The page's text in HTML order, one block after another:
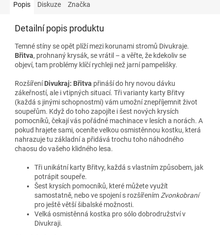
Popis Diskuze Značka
Detailní popis produktu
Temné stíny se opět plíží mezi korunami stromů Divukraje.
Břitva, prohnaný krysák, se vrátil – a věřte, že kdekoliv se
objeví, tam problémy klíčí rychleji než jarní pampelišky.
RozšířeníDivukraj: Břitva přináší do hry novou dávku
zákeřností, ale i vtipných situací. Tři varianty karty Břitvy
(každá s jinými schopnostmi) vám umožní znepříjemnit život
soupeřům. Když do toho zapojíte i šest nových krysích
pomocníků, čekají vás pořádné machinace v lesích a norách. A
pokud hrajete sami, oceníte velkou osmistěnnou kostku, která
nahrazuje tu základní a přidává trochu toho náhodného
chaosu do vašeho klidného lesa.
Tři unikátní karty Břitvy, každá s vlastním způsobem, jak
potrápit soupeře.
Šest krysích pomocníků, které můžete využít
samostatně, nebo ve spojení s rozšířenímZvonkobraní
pro ještě větší šibalské možnosti.
Velká osmistěnná kostka pro sólo dobrodružství v
Divukraji.